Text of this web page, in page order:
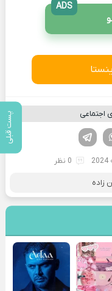
پست قبلی
ADS
اجتماعی
لینکدین
0 نظر
زاده